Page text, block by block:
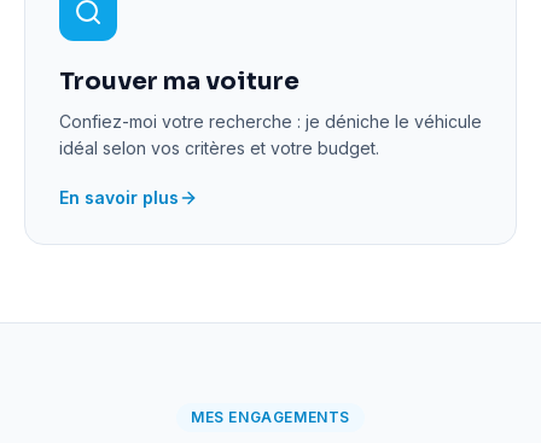
Trouver ma voiture
Confiez-moi votre recherche : je déniche le véhicule
idéal selon vos critères et votre budget.
En savoir plus
MES ENGAGEMENTS